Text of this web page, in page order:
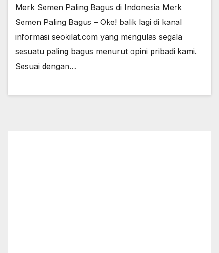
Merk Semen Paling Bagus di Indonesia Merk
Semen Paling Bagus – Oke! balik lagi di kanal
informasi seokilat.com yang mengulas segala
sesuatu paling bagus menurut opini pribadi kami.
Sesuai dengan…